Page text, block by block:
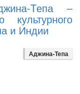
Tепа –
культурного
и Индии
Аджина-Тепа